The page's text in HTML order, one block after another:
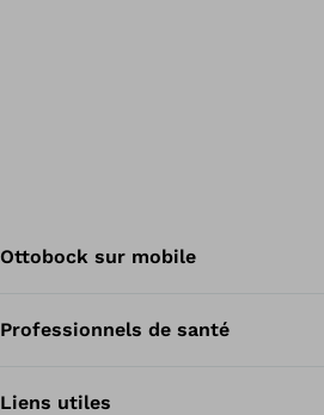
Ottobock sur mobile
Professionnels de santé
Liens utiles